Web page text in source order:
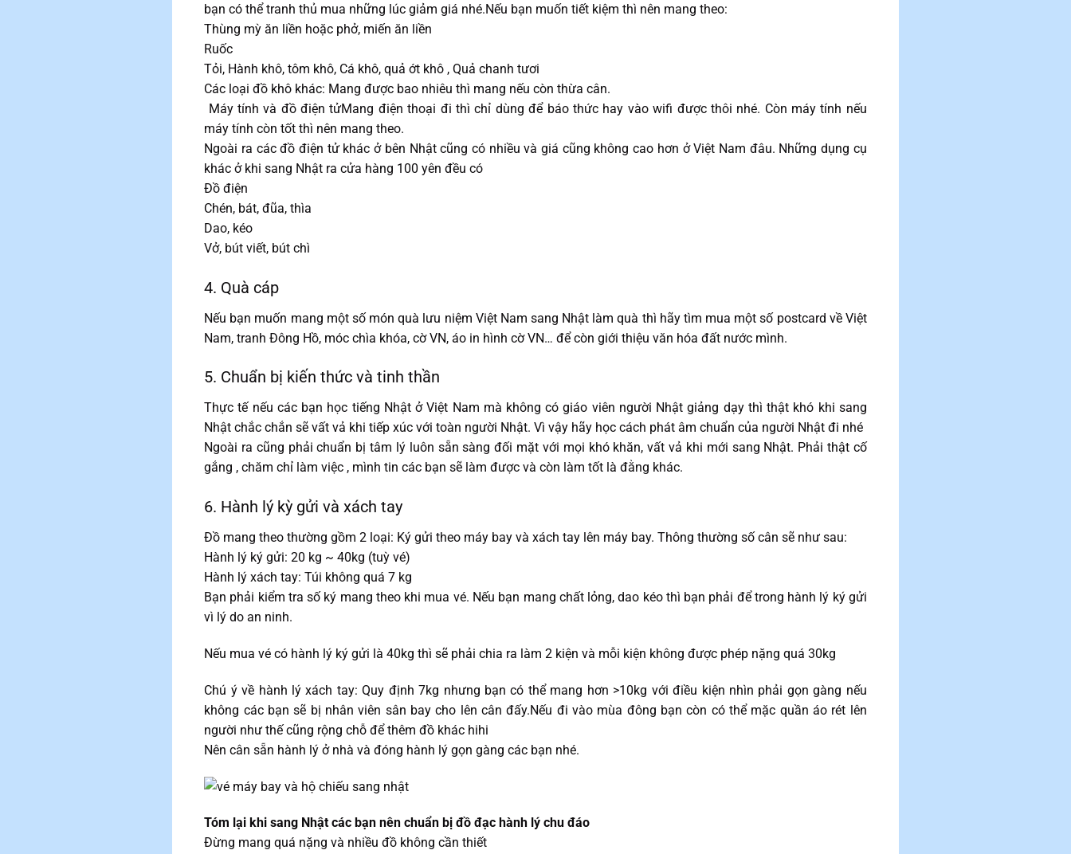
bạn có thể tranh thủ mua những lúc giảm giá nhé.Nếu bạn muốn tiết kiệm thì nên mang theo:
Thùng mỳ ăn liền hoặc phở, miến ăn liền
Ruốc
Tỏi, Hành khô, tôm khô, Cá khô, quả ớt khô , Quả chanh tươi
Các loại đồ khô khác: Mang được bao nhiêu thì mang nếu còn thừa cân.
Máy tính và đồ điện tửMang điện thoại đi thì chỉ dùng để báo thức hay vào wifi được thôi nhé. Còn máy tính nếu
máy tính còn tốt thì nên mang theo.
Ngoài ra các đồ điện tử khác ở bên Nhật cũng có nhiều và giá cũng không cao hơn ở Việt Nam đâu. Những dụng cụ
khác ở khi sang Nhật ra cửa hàng 100 yên đều có
Đồ điện
Chén, bát, đũa, thìa
Dao, kéo
Vở, bút viết, bút chì
4. Quà cáp
Nếu bạn muốn mang một số món quà lưu niệm Việt Nam sang Nhật làm quà thì hãy tìm mua một số postcard về Việt
Nam, tranh Đông Hồ, móc chìa khóa, cờ VN, áo in hình cờ VN… để còn giới thiệu văn hóa đất nước mình.
5. Chuẩn bị kiến thức và tinh thần
Thực tế nếu các bạn học tiếng Nhật ở Việt Nam mà không có giáo viên người Nhật giảng dạy thì thật khó khi sang
Nhật chắc chắn sẽ vất vả khi tiếp xúc với toàn người Nhật. Vì vậy hãy học cách phát âm chuẩn của người Nhật đi nhé
Ngoài ra cũng phải chuẩn bị tâm lý luôn sẵn sàng đối mặt với mọi khó khăn, vất vả khi mới sang Nhật. Phải thật cố
gắng , chăm chỉ làm việc , mình tin các bạn sẽ làm được và còn làm tốt là đằng khác.
6. Hành lý kỳ gửi và xách tay
Đồ mang theo thường gồm 2 loại: Ký gửi theo máy bay và xách tay lên máy bay. Thông thường số cân sẽ như sau:
Hành lý ký gửi: 20 kg ~ 40kg (tuỳ vé)
Hành lý xách tay: Túi không quá 7 kg
Bạn phải kiểm tra số ký mang theo khi mua vé. Nếu bạn mang chất lỏng, dao kéo thì bạn phải để trong hành lý ký gửi
vì lý do an ninh.
Nếu mua vé có hành lý ký gửi là 40kg thì sẽ phải chia ra làm 2 kiện và mỗi kiện không được phép nặng quá 30kg
Chú ý về hành lý xách tay: Quy định 7kg nhưng bạn có thể mang hơn >10kg với điều kiện nhìn phải gọn gàng nếu
không các bạn sẽ bị nhân viên sân bay cho lên cân đấy.Nếu đi vào mùa đông bạn còn có thể mặc quần áo rét lên
người như thế cũng rộng chỗ để thêm đồ khác hihi
Nên cân sẵn hành lý ở nhà và đóng hành lý gọn gàng các bạn nhé.
Tóm lại khi sang Nhật các bạn nên chuẩn bị đồ đạc hành lý chu đáo
Đừng mang quá nặng và nhiều đồ không cần thiết